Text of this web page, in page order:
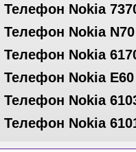
Телефон Nokia
Телефон Nokia N70
Телефон Nokia
Телефон Nokia E60
Телефон Nokia
Телефон Nokia